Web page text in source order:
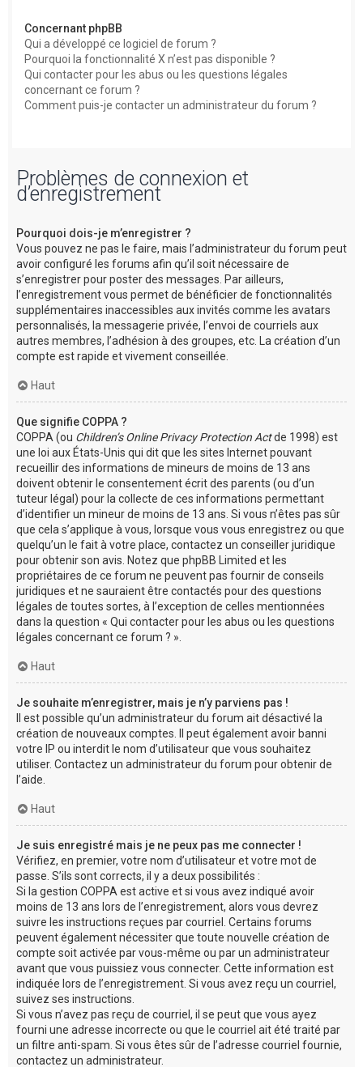
Concernant phpBB
Qui a développé ce logiciel de forum ?
Pourquoi la fonctionnalité X n’est pas disponible ?
Qui contacter pour les abus ou les questions légales
concernant ce forum ?
Comment puis-je contacter un administrateur du forum ?
Problèmes de connexion et
d’enregistrement
Pourquoi dois-je m’enregistrer ?
Vous pouvez ne pas le faire, mais l’administrateur du forum peut
avoir configuré les forums afin qu’il soit nécessaire de
s’enregistrer pour poster des messages. Par ailleurs,
l’enregistrement vous permet de bénéficier de fonctionnalités
supplémentaires inaccessibles aux invités comme les avatars
personnalisés, la messagerie privée, l’envoi de courriels aux
autres membres, l’adhésion à des groupes, etc. La création d’un
compte est rapide et vivement conseillée.
Haut
Que signifie COPPA ?
COPPA (ou Children’s Online Privacy Protection Actde 1998) est
une loi aux États-Unis qui dit que les sites Internet pouvant
recueillir des informations de mineurs de moins de 13 ans
doivent obtenir le consentement écrit des parents (ou d’un
tuteur légal) pour la collecte de ces informations permettant
d’identifier un mineur de moins de 13 ans. Si vous n’êtes pas sûr
que cela s’applique à vous, lorsque vous vous enregistrez ou que
quelqu’un le fait à votre place, contactez un conseiller juridique
pour obtenir son avis. Notez que phpBB Limited et les
propriétaires de ce forum ne peuvent pas fournir de conseils
juridiques et ne sauraient être contactés pour des questions
légales de toutes sortes, à l’exception de celles mentionnées
dans la question « Qui contacter pour les abus ou les questions
légales concernant ce forum ? ».
Haut
Je souhaite m’enregistrer, mais je n’y parviens pas !
Il est possible qu’un administrateur du forum ait désactivé la
création de nouveaux comptes. Il peut également avoir banni
votre IP ou interdit le nom d’utilisateur que vous souhaitez
utiliser. Contactez un administrateur du forum pour obtenir de
l’aide.
Haut
Je suis enregistré mais je ne peux pas me connecter !
Vérifiez, en premier, votre nom d’utilisateur et votre mot de
passe. S’ils sont corrects, il y a deux possibilités :
Si la gestion COPPA est active et si vous avez indiqué avoir
moins de 13 ans lors de l’enregistrement, alors vous devrez
suivre les instructions reçues par courriel. Certains forums
peuvent également nécessiter que toute nouvelle création de
compte soit activée par vous-même ou par un administrateur
avant que vous puissiez vous connecter. Cette information est
indiquée lors de l’enregistrement. Si vous avez reçu un courriel,
suivez ses instructions.
Si vous n’avez pas reçu de courriel, il se peut que vous ayez
fourni une adresse incorrecte ou que le courriel ait été traité par
un filtre anti-spam. Si vous êtes sûr de l’adresse courriel fournie,
contactez un administrateur.